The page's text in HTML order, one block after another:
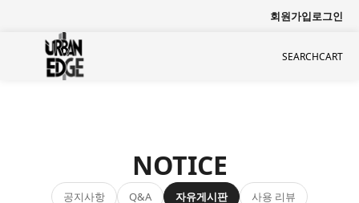
회원가입로그인
SEARCHCART
NOTICE
공지사항 Q&A 자유게시판 사용 리뷰